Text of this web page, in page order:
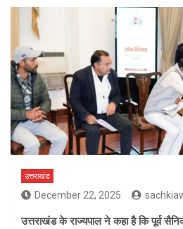
उत्तराखंड
December 22, 2025
उत्तराखंड के राज्यपाल ने कहा है कि पूर्व